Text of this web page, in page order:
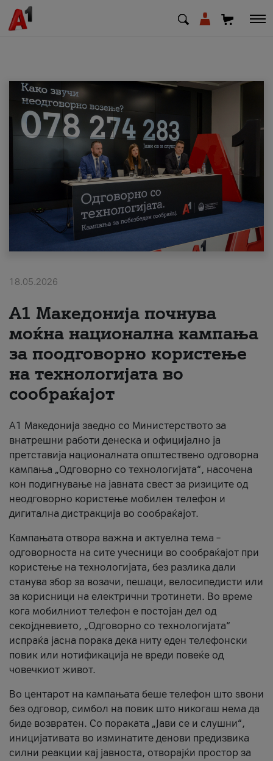
МК EN SQ
Деловни
Поддршка
Надополни кредит
#ПодобарОнлајн
18.05.2026
A1 Македонија почнува
моќна национална кампања
за поодговорно користење
на технологијата во
сообраќајот
A1 Македонија заедно со Министерството за
внатрешни работи денеска и официјално ја
претставија националната општествено одговорна
кампања „Одговорно со технологијата“, насочена
кон подигнување на јавната свест за ризиците од
неодговорно користење мобилен телефон и
дигитална дистракција во сообраќајот.
Кампањата отвора важна и актуелна тема –
одговорноста на сите учесници во сообраќајот при
користење на технологијата, без разлика дали
станува збор за возачи, пешаци, велосипедисти или
за корисници на електрични тротинети. Во време
кога мобилниот телефон е постојан дел од
секојдневието, „Одговорно со технологијата“
испраќа јасна порака дека ниту еден телефонски
повик или нотификација не вреди повеќе од
човечкиот живот.
Во центарот на кампањата беше телефон што ѕвони
без одговор, симбол на повик што никогаш нема да
биде возвратен. Со пораката „Јави се и слушни“,
иницијативата во изминатите денови предизвика
силни реакции кај јавноста, отворајќи простор за